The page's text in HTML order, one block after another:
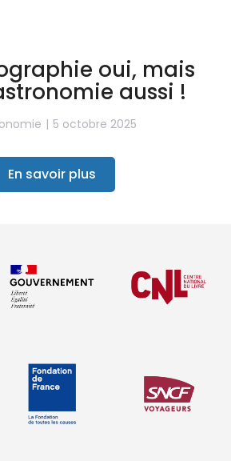
oui, mais
aussi !
5 octobre 2025
En savoir plus